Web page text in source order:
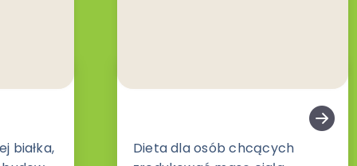
białka,
Dieta dla osób chcących